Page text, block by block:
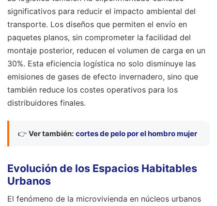
significativos para reducir el impacto ambiental del
transporte. Los diseños que permiten el envío en
paquetes planos, sin comprometer la facilidad del
montaje posterior, reducen el volumen de carga en un
30%. Esta eficiencia logística no solo disminuye las
emisiones de gases de efecto invernadero, sino que
también reduce los costes operativos para los
distribuidores finales.
👉 Ver también: cortes de pelo por el hombro mujer
Evolución de los Espacios Habitables
Urbanos
El fenómeno de la microvivienda en núcleos urbanos